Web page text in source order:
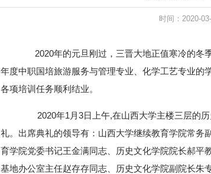
时间：2020-
2020年的元旦刚过，三晋大地正值寒冷的冬
年度中职国培旅游服务与管理专业、化学工艺专业的
各项培训任务顺利结业。
2020年1月3日上午,在山西大学主楼三层的历
礼。出席典礼的领导有：山西大学继续教育学院常务
育学院党委书记王金满同志、历史文化学院院长郝平
基地办公室主任赵存存同志、历史文化学院副院长朱